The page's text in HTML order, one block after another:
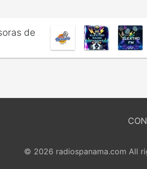
de
© 2026 radiospanama.com All